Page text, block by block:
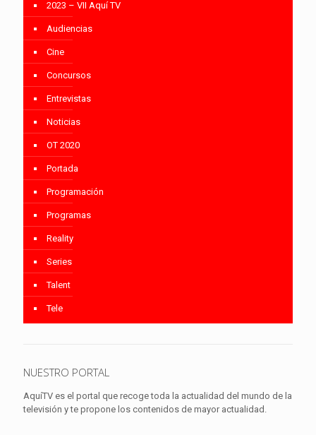
2023 – VII Aquí TV
Audiencias
Cine
Concursos
Entrevistas
Noticias
OT 2020
Portada
Programación
Programas
Reality
Series
Talent
Tele
NUESTRO PORTAL
AquíTV es el portal que recoge toda la actualidad del mundo de la
televisión y te propone los contenidos de mayor actualidad.